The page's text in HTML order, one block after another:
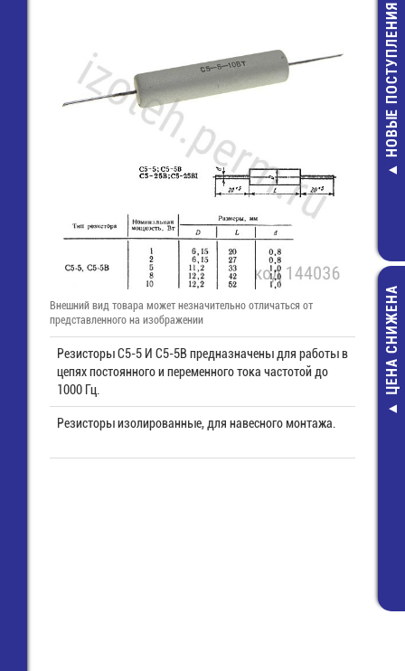
К10-17Б-
мкф-10% НОВЫЕ ПОСТУПЛЕНИЯ
ARPV-
напряжения
ЦЕНА СНИЖЕНА
Внешний вид товара может незначительно отличаться от
представленного на изображении
Резисторы С5-5 И С5-5В предназначены для работы в
цепях постоянного и переменного тока частотой до
1000 Гц.
Резисторы изолированные, для навесного монтажа.